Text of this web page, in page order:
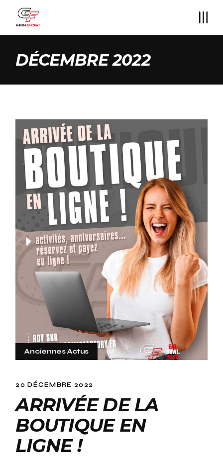
content
DÉCEMBRE 2022
Anciennes Actus
20 DÉCEMBRE 2022
ARRIVÉE DE LA
BOUTIQUE EN
LIGNE !